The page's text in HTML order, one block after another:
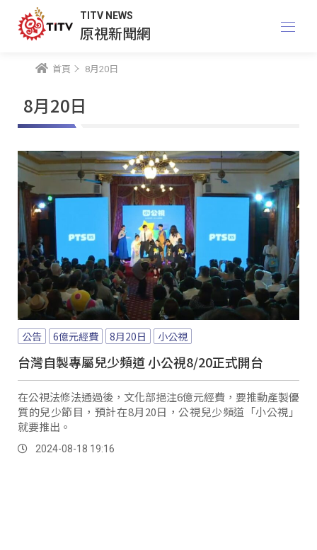
TITV NEWS
原視新聞網
首頁 8月20日
8月20日
公告 6億元經費 8月20日 小公視
台灣自製專屬兒少頻道 小公視8/20正式開台
在公視法修法通過後，文化部挹注6億元經費，要推動產製優
質的兒少節目，預計在8月20日，公視兒少頻道「小公視」
就要推出。
2024-08-18 19:16